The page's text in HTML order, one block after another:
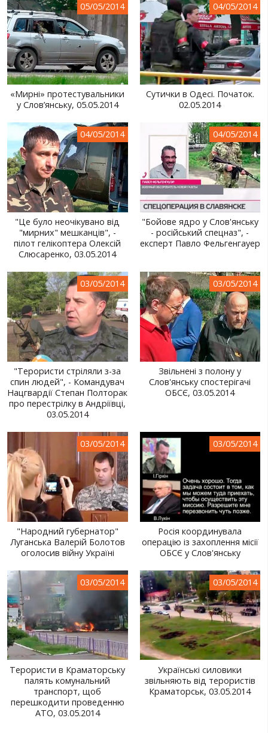
05/05/2014
«Мирні» протестувальники
у Слов’янську, 05.05.2014
04/05/2014
Сутички в Одесі. Початок.
02.05.2014
04/05/2014
"Це було неочікувано від
"мирних" мешканців", -
пілот гелікоптера Олексій
Слюсаренко, 03.05.2014
04/05/2014
"Бойове ядро у Слов'янську
- російський спецназ", -
експерт Павло Фельгенгауер
03/05/2014
"Терористи стріляли з-за
спин людей", - Командувач
Нацгвардії Степан Полторак
про перестрілку в Андріївці,
03.05.2014
03/05/2014
Звільнені з полону у
Слов'янську спостерігачі
ОБСЄ, 03.05.2014
03/05/2014
"Народний губернатор"
Луганська Валерій Болотов
оголосив війну Україні
03/05/2014
Росія координувала
операцію із захоплення місії
ОБСЄ у Слов'янську
03/05/2014
Терористи в Краматорську
палять комунальний
транспорт, щоб
перешкодити проведенню
АТО, 03.05.2014
03/05/2014
Українські силовики
звільняють від терористів
Краматорськ, 03.05.2014